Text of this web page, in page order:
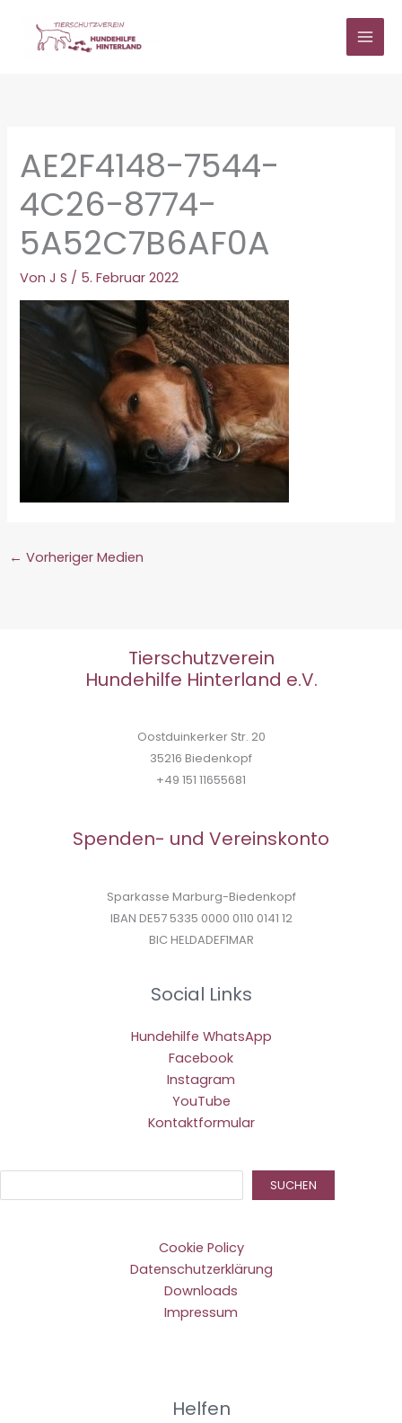
springen
AE2F4148-7544-
4C26-8774-
5A52C7B6AF0A
VonJ S / 5. Februar 2022
← Vorheriger Medien
Tierschutzverein
Hundehilfe Hinterland e.V.
Oostduinkerker Str. 20
35216 Biedenkopf
+49 151 11655681
Spenden- und Vereinskonto
Sparkasse Marburg-Biedenkopf
IBAN DE57 5335 0000 0110 0141 12
BIC HELDADEF1MAR
Social Links
Hundehilfe WhatsApp
Facebook
Instagram
YouTube
Kontaktformular
SUCHEN
Cookie Policy
Datenschutzerklärung
Downloads
Impressum
Helfen